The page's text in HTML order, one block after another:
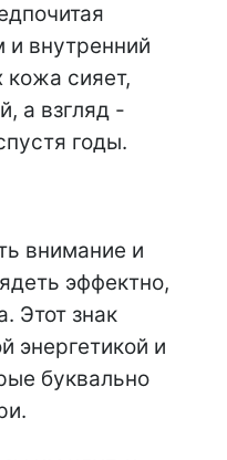
и внутренний
кожа сияет,
а взгляд -
годы.
внимание и
эффектно,
Этот знак
энергетикой и
буквально